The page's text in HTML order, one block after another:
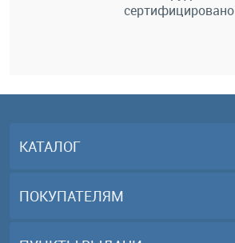
сертифицировано
КАТАЛОГ
ПОКУПАТЕЛЯМ